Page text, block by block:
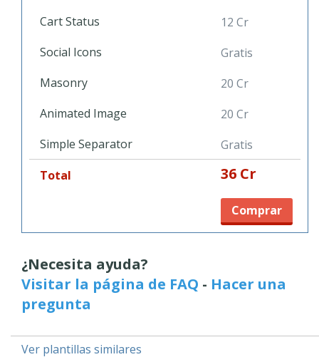
Cart Status
12 Cr
Social Icons
Gratis
Masonry
20 Cr
Animated Image
20 Cr
Simple Separator
Gratis
Total
36 Cr
Comprar
¿Necesita ayuda?
Visitar la página de FAQ - Hacer una
pregunta
Ver plantillas similares